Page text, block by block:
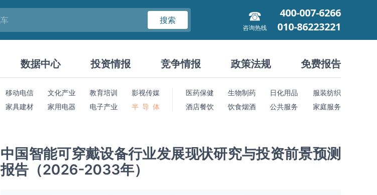
搜索
咨询热线
400-007-6266
010-86223221
数据中心 投资情报 竞争情报 政策法规 免费报告
移动电信 文化产业 教育培训
影视传媒
家具建材 家用电器 电子产业 半 导 体
医药保健 生物制药 日化用品
服装纺织
酒店餐饮
饮食烟酒 公共服务 家庭服务
中国智能可穿戴设备行业发展现状研究与投资前景预测
报告（2026-2033年）